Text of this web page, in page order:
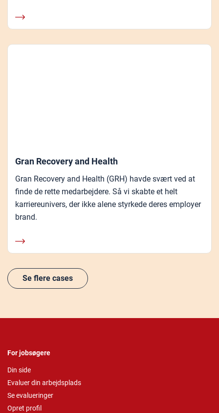
Gran Recovery and Health
Gran Recovery and Health (GRH) havde svært ved at
finde de rette medarbejdere. Så vi skabte et helt
karriereunivers, der ikke alene styrkede deres employer
brand.
Se flere cases
For jobsøgere
Din side
Evaluer din arbejdsplads
Se evalueringer
Opret profil